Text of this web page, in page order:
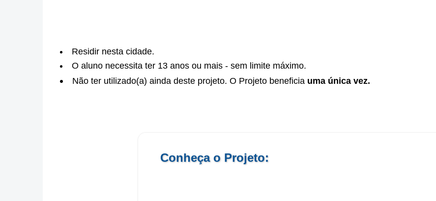
Residir nesta cidade.
O aluno necessita ter 13 anos ou mais - sem limite máximo.
Não ter utilizado(a) ainda deste projeto. O Projeto beneficia uma única vez.